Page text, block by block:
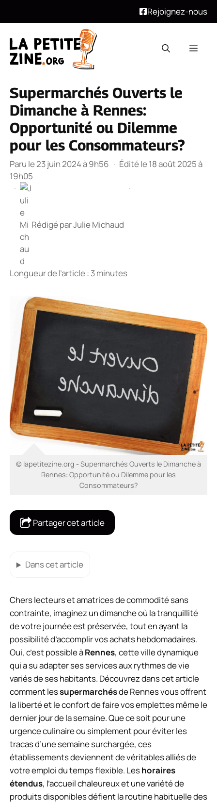
Rejoignez-nous
contenu
Supermarchés Ouverts le
Dimanche à Rennes:
Opportunité ou Dilemme
pour les Consommateurs?
Paru le 23 juin 2024 à 9h56 · Édité le 18 août 2025 à
19h05
·
Rédigé parJulie Michaud
·
Longueur de l’article : 3 minutes
© lapetitezine.org - Supermarchés Ouverts le Dimanche à
Rennes: Opportunité ou Dilemme pour les
Consommateurs?
Partager cet article
Dans cet article
Chers lecteurs et amatrices de commodité sans
contrainte, imaginez un dimanche où la tranquillité
de votre journée est préservée, tout en ayant la
possibilité d’accomplir vos achats hebdomadaires.
Oui, c’est possible àRennes, cette ville dynamique
qui a su adapter ses services aux rythmes de vie
variés de ses habitants. Découvrez dans cet article
comment lessupermarchésde Rennes vous offrent
la liberté et le confort de faire vos emplettes même le
dernier jour de la semaine. Que ce soit pour une
urgence culinaire ou simplement pour éviter les
tracas d’une semaine surchargée, ces
établissements deviennent de véritables alliés de
votre emploi du temps flexible. Leshoraires
étendus, l’accueil chaleureux et une variété de
produits disponibles défient la routine habituelle des